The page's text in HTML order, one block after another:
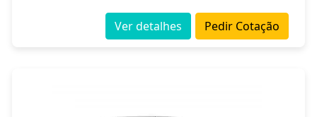
Pedir Cotação
Ver detalhes